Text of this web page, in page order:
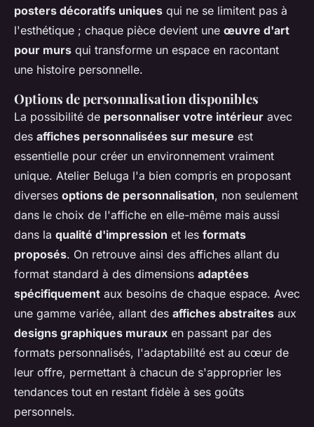
posters décoratifs uniques qui ne se limitent pas à
l'esthétique ; chaque pièce devient une œuvre d'art
pour murs qui transforme un espace en racontant
une histoire personnelle.
Options de personnalisation disponibles
La possibilité de personnaliser votre intérieur avec
des affiches personnalisées sur mesure est
essentielle pour créer un environnement vraiment
unique. Atelier Beluga l'a bien compris en proposant
diverses options de personnalisation, non seulement
dans le choix de l'affiche en elle-même mais aussi
dans la qualité d'impression et les formats
proposés. On retrouve ainsi des affiches allant du
format standard à des dimensions adaptées
spécifiquement aux besoins de chaque espace. Avec
une gamme variée, allant des affiches abstraites aux
designs graphiques muraux en passant par des
formats personnalisés, l'adaptabilité est au cœur de
leur offre, permettant à chacun de s'approprier les
tendances tout en restant fidèle à ses goûts
personnels.